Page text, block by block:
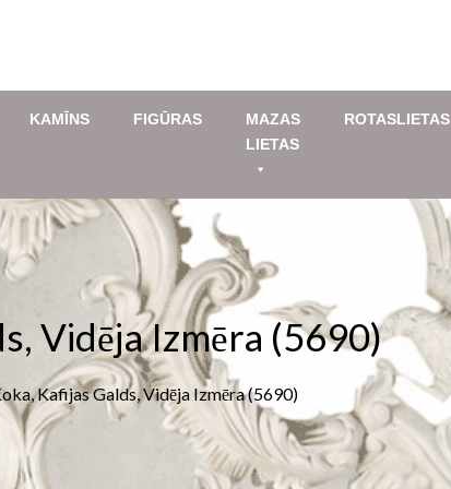
KAMĪNS FIGŪRAS
MAZAS
LIETAS
ROTASLIETAS
Vidēja Izmēra (5690)
Kafijas Galds, Vidēja Izmēra (5690)